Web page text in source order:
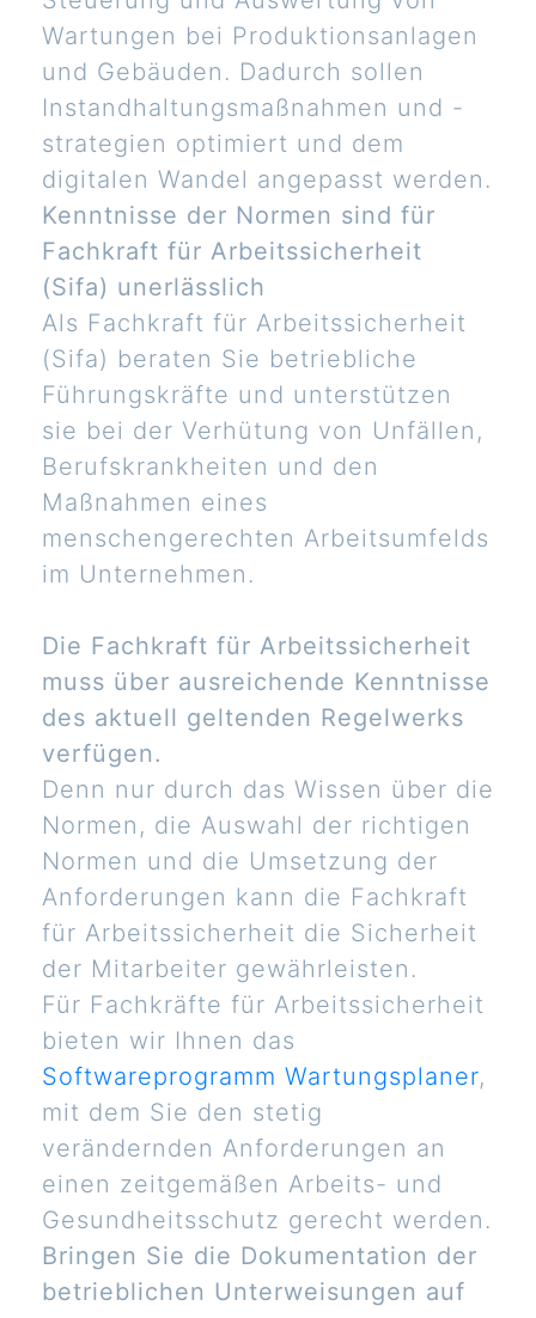
Wartungen bei Produktionsanlagen
und Gebäuden. Dadurch sollen
Instandhaltungsmaßnahmen und -
strategien optimiert und dem
digitalen Wandel angepasst werden.
Kenntnisse der Normen sind für
Fachkraft für Arbeitssicherheit
(Sifa) unerlässlich
Als Fachkraft für Arbeitssicherheit
(Sifa) beraten Sie betriebliche
Führungskräfte und unterstützen
sie bei der Verhütung von Unfällen,
Berufskrankheiten und den
Maßnahmen eines
menschengerechten Arbeitsumfelds
im Unternehmen.
Die Fachkraft für Arbeitssicherheit
muss über ausreichende Kenntnisse
des aktuell geltenden Regelwerks
verfügen.
Denn nur durch das Wissen über die
Normen, die Auswahl der richtigen
Normen und die Umsetzung der
Anforderungen kann die Fachkraft
für Arbeitssicherheit die Sicherheit
der Mitarbeiter gewährleisten.
Für Fachkräfte für Arbeitssicherheit
bieten wir Ihnen das
Softwareprogramm Wartungsplaner,
mit dem Sie den stetig
verändernden Anforderungen an
einen zeitgemäßen Arbeits- und
Gesundheitsschutz gerecht werden.
Bringen Sie die Dokumentation der
betrieblichen Unterweisungen auf